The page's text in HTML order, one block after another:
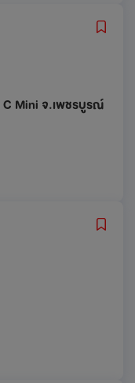
Mini จ.เพชรบูรณ์